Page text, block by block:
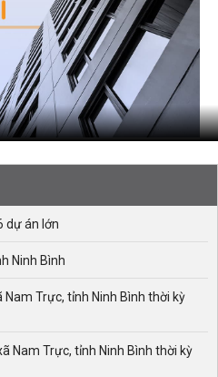
dự án lớn
Ninh Bình
Trực, tỉnh Ninh Bình thời kỳ
Nam Trực, tỉnh Ninh Bình thời kỳ